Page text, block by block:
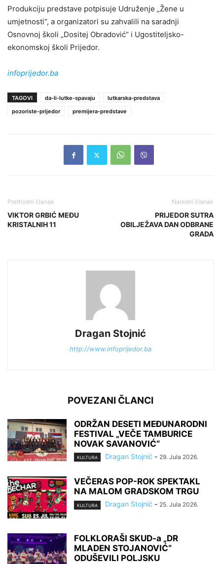
Produkciju predstave potpisuje Udruženje „Žene u
umjetnosti“, a organizatori su zahvalili na saradnji
Osnovnoj školi „Dositej Obradović“ i Ugostiteljsko-
ekonomskoj školi Prijedor.
infoprijedor.ba
TAGOVI da-li-lutke-spavaju
lutkarska-predstava
pozoriste-prijedor
premijera-predstave
Prethodni članak
VIKTOR GRBIĆ MEĐU
KRISTALNIH 11
Naredni članak
PRIJEDOR SUTRA
OBILJEŽAVA DAN ODBRANE
GRADA
Dragan Stojnić
http://www.infoprijedor.ba
POVEZANI ČLANCI
ODRŽAN DESETI MEĐUNARODNI
FESTIVAL „VEČE TAMBURICE
NOVAK SAVANOVIĆ“
KULTURA Dragan Stojnić - 29. Jula 2026.
VEČERAS POP-ROK SPEKTAKL
NA MALOM GRADSKOM TRGU
KULTURA Dragan Stojnić - 25. Jula 2026.
FOLKLORAŠI SKUD-a „DR
MLADEN STOJANOVIĆ“
ODUŠEVILI POLJSKU